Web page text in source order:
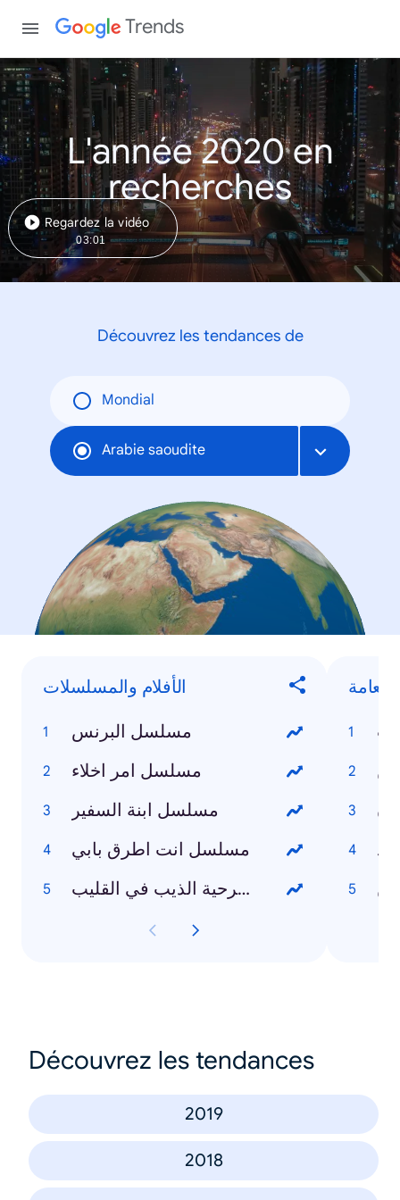
Trends
L'année 2020 en
recherches
Regardez la vidéo
03:01
Découvrez les tendances de
Mondial
Arabie saoudite
الأفلام والمسلسلات
مسلسل البرنس
مسلسل امر اخلاء
مسلسل ابنة السفير
مسلسل انت اطرق بابي
مسرحية الذيب في القليب
Découvrez les tendances
2019
2018